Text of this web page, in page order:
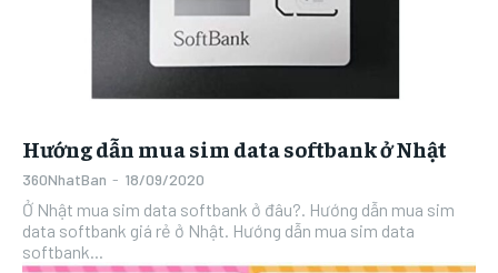
Hướng dẫn mua sim data softbank ở Nhật
360NhatBan - 18/09/2020
Ở Nhật mua sim data softbank ở đâu?. Hướng dẫn mua sim
data softbank giá rẻ ở Nhật. Hướng dẫn mua sim data
softbank...